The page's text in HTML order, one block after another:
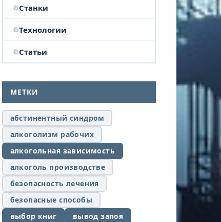
Станки
Технологии
Статьи
МЕТКИ
абстинентный синдром
алкоголизм рабочих
алкогольная зависимость
алкоголь производстве
безопасность лечения
безопасные способы
выбор книг
вывод запоя